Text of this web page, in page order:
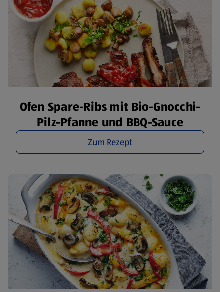
Ofen Spare-Ribs mit Bio-Gnocchi-
Pilz-Pfanne und BBQ-Sauce
Zum Rezept